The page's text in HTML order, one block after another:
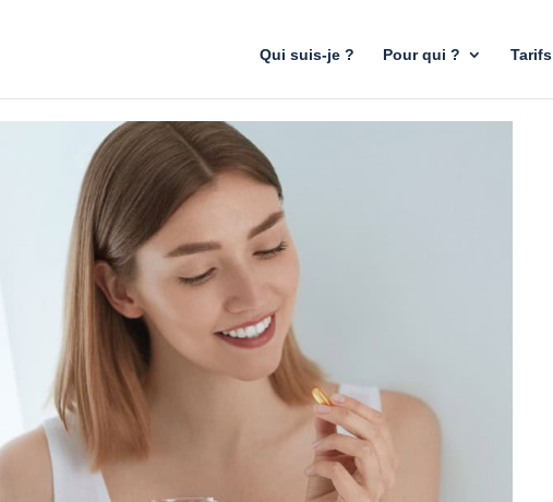
Qui suis-je ? Pour qui ? Tarifs